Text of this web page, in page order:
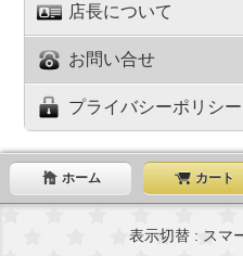
店長について
お問い合せ
プライバシーポリシー
ホーム カート
表示切替 : スマ